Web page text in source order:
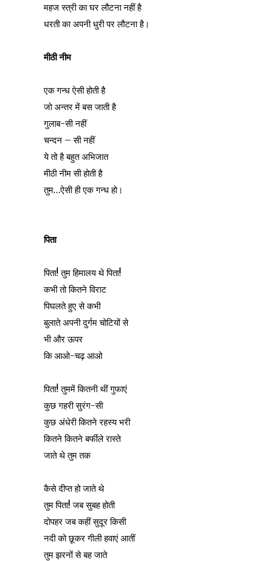
महज स्त्री का घर लौटना नहीं है
धरती का अपनी धुरी पर लौटना है।
मीठी नीम
एक गन्ध ऐसी होती है
जो अन्तर में बस जाती है
गुलाब-सी नहीं
चन्दन – सी नहीं
ये तो है बहुत अभिजात
मीठी नीम सी होती है
तुम…ऐसी ही एक गन्ध हो।
पिता
पिता! तुम हिमालय थे पिता!
कभी तो कितने विराट
पिघलते हुए से कभी
बुलाते अपनी दुर्गम चोटियों से
भी और ऊपर
कि आओ-चढ़ आओ
पिता! तुममें कितनी थीं गुफाएं
कुछ गहरी सुरंग-सी
कुछ अंधेरी कितने रहस्य भरी
कितने कितने बर्फीले रास्ते
जाते थे तुम तक
कैसे दीप्त हो जाते थे
तुम पिता! जब सुबह होती
दोपहर जब कहीं सुदूर किसी
नदी को छूकर गीली हवाएं आतीं
तुम झरनों से बह जाते